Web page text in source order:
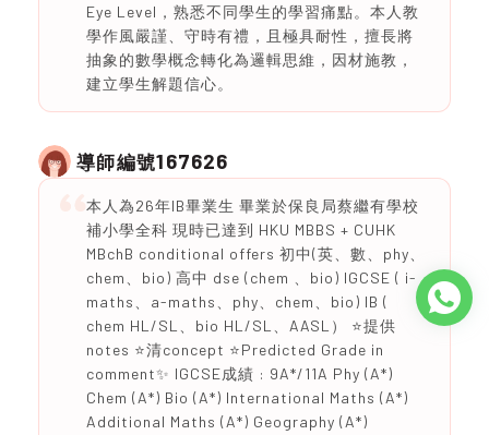
Eye Level，熟悉不同學生的學習痛點。本人教
學作風嚴謹、守時有禮，且極具耐性，擅長將
抽象的數學概念轉化為邏輯思維，因材施教，
建立學生解題信心。
導師編號167626
本人為26年IB畢業生 畢業於保良局蔡繼有學校
補小學全科 現時已達到 HKU MBBS + CUHK
MBchB conditional offers 初中(英、數、phy、
chem、bio) 高中 dse (chem 、bio) IGCSE ( i-
maths、a-maths、phy、chem、bio) IB (
chem HL/SL、bio HL/SL、AASL） ⭐️提供
notes ⭐️清concept ⭐️Predicted Grade in
comment✨ IGCSE成績 : 9A*/11A Phy (A*)
Chem (A*) Bio (A*) International Maths (A*)
Additional Maths (A*) Geography (A*)